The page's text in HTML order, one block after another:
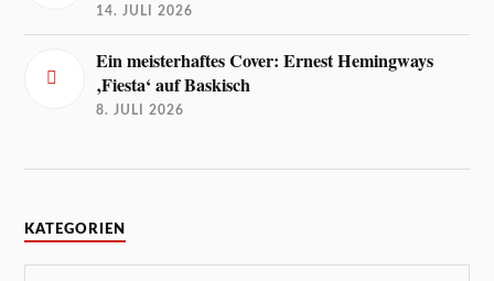
14. JULI 2026
Ein meisterhaftes Cover: Ernest Hemingways
‚Fiesta‘ auf Baskisch
8. JULI 2026
KATEGORIEN